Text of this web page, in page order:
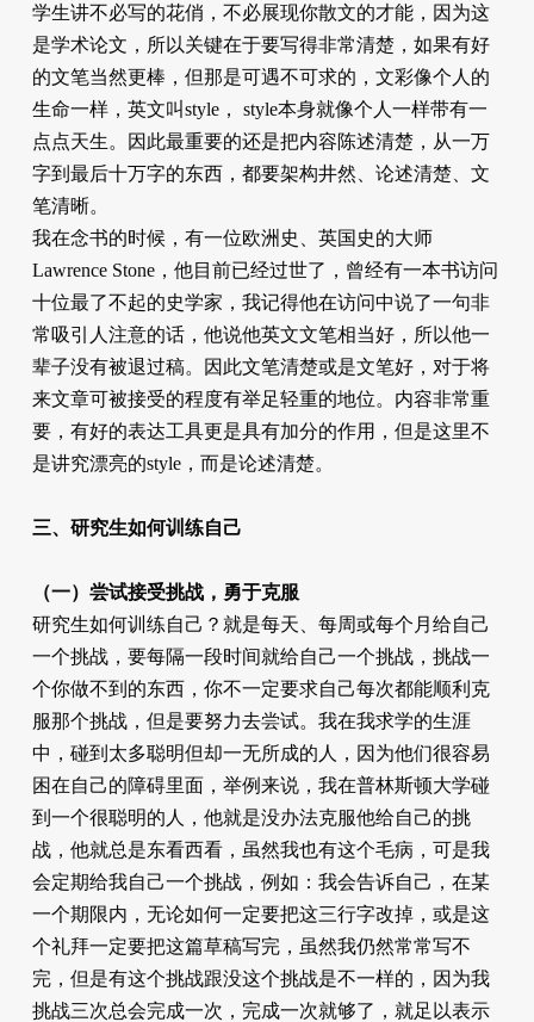
学生讲不必写的花俏，不必展现你散文的才能，因为这
是学术论文，所以关键在于要写得非常清楚，如果有好
的文笔当然更棒，但那是可遇不可求的，文彩像个人的
生命一样，英文叫style， style本身就像个人一样带有一
点点天生。因此最重要的还是把内容陈述清楚，从一万
字到最后十万字的东西，都要架构井然、论述清楚、文
笔清晰。
我在念书的时候，有一位欧洲史、英国史的大师
Lawrence Stone，他目前已经过世了，曾经有一本书访问
十位最了不起的史学家，我记得他在访问中说了一句非
常吸引人注意的话，他说他英文文笔相当好，所以他一
辈子没有被退过稿。因此文笔清楚或是文笔好，对于将
来文章可被接受的程度有举足轻重的地位。内容非常重
要，有好的表达工具更是具有加分的作用，但是这里不
是讲究漂亮的style，而是论述清楚。
三、研究生如何训练自己
（一）尝试接受挑战，勇于克服
研究生如何训练自己？就是每天、每周或每个月给自己
一个挑战，要每隔一段时间就给自己一个挑战，挑战一
个你做不到的东西，你不一定要求自己每次都能顺利克
服那个挑战，但是要努力去尝试。我在我求学的生涯
中，碰到太多聪明但却一无所成的人，因为他们很容易
困在自己的障碍里面，举例来说，我在普林斯顿大学碰
到一个很聪明的人，他就是没办法克服他给自己的挑
战，他就总是东看西看，虽然我也有这个毛病，可是我
会定期给我自己一个挑战，例如：我会告诉自己，在某
一个期限内，无论如何一定要把这三行字改掉，或是这
个礼拜一定要把这篇草稿写完，虽然我仍然常常写不
完，但是有这个挑战跟没这个挑战是不一样的，因为我
挑战三次总会完成一次，完成一次就够了，就足以表示